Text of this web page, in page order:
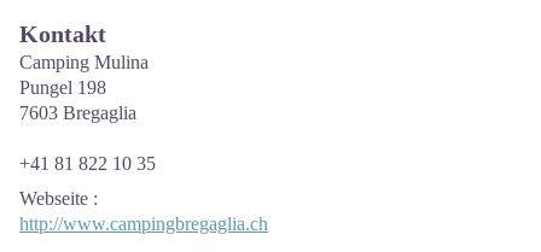
Kontakt
Camping Mulina
Pungel 198
7603 Bregaglia
+41 81 822 10 35
Webseite :
http://www.campingbregaglia.ch